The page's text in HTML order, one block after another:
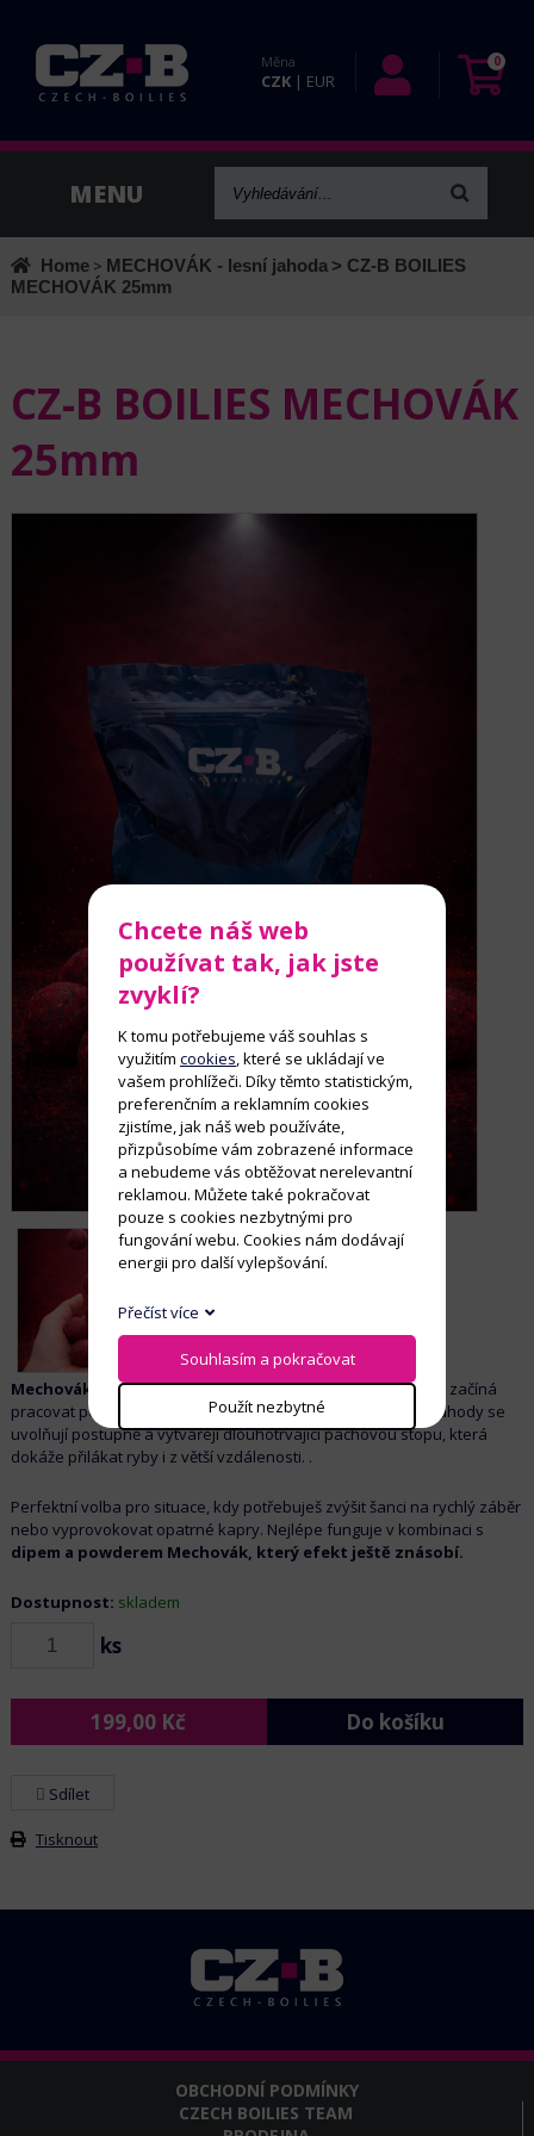
Měna
CZK | EUR
0
Home> MECHOVÁK - lesní jahoda > CZ-B BOILIES
MECHOVÁK 25mm
CZ-B BOILIES MECHOVÁK
25mm
Mechovák
je maximálně atraktivní nástraha, která okamžitě začíná
pracovat po dopadu do vody. Intenzivní aroma i chuť lesní jahody se
uvolňují postupně a vytvářejí dlouhotrvající pachovou stopu, která
dokáže přilákat ryby i z větší vzdálenosti. .
Perfektní volba pro situace, kdy potřebuješ zvýšit šanci na rychlý záběr
nebo vyprovokovat opatrné kapry. Nejlépe funguje v kombinaci s
dipem a powderem Mechovák, který efekt ještě znásobí.
Dostupnost: skladem
ks
199,00 Kč Do košíku
Sdílet
Tisknout
OBCHODNÍ PODMÍNKY
CZECH BOILIES TEAM
Chcete náš web
používat tak, jak jste
zvyklí?
K tomu potřebujeme váš souhlas s
využitím cookies, které se ukládají ve
vašem prohlížeči. Díky těmto statistickým,
preferenčním a reklamním cookies
zjistíme, jak náš web používáte,
přizpůsobíme vám zobrazené informace
a nebudeme vás obtěžovat nerelevantní
reklamou. Můžete také pokračovat
pouze s cookies nezbytnými pro
fungování webu. Cookies nám dodávají
energii pro další vylepšování.
Přečíst více
Souhlasím a pokračovat
Použít nezbytné